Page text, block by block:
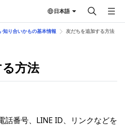
日本語
知り合いかもの基本情報 友だちを追加する方法
方法
話番号、LINE ID、リンクなどを